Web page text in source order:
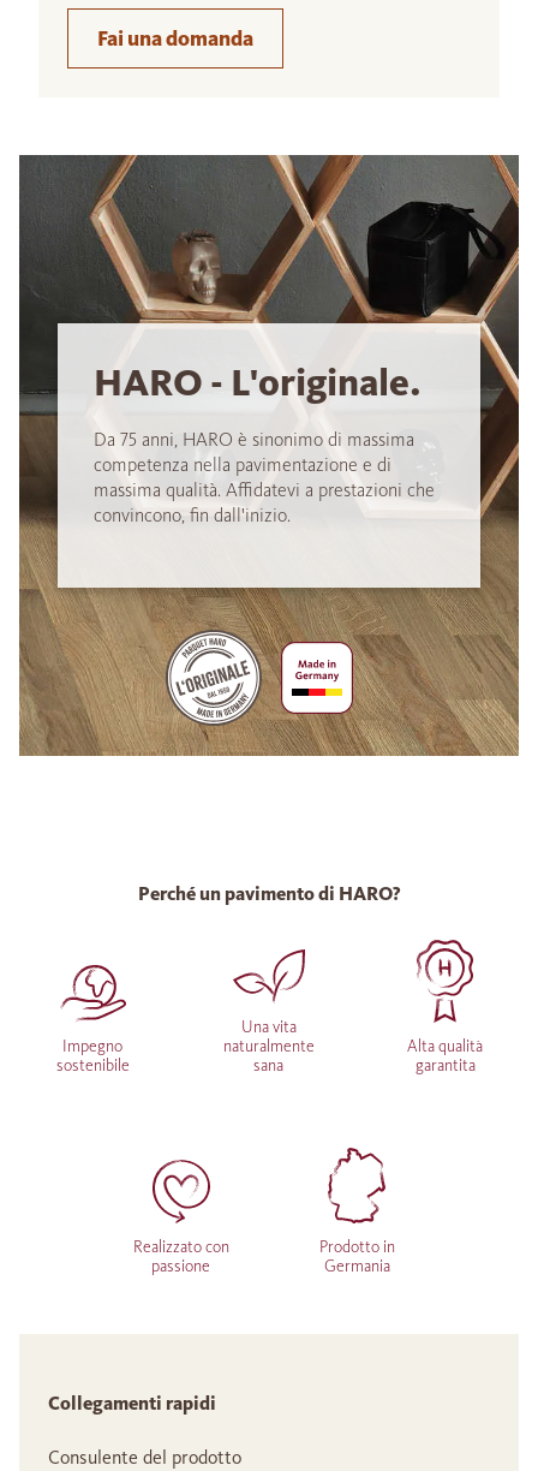
Fai una domanda
HARO - L'originale.
Da 75 anni, HARO è sinonimo di massima
competenza nella pavimentazione e di
massima qualità. Affidatevi a prestazioni che
convincono, fin dall'inizio.
Perché un pavimento di HARO?
Impegno
sostenibile
Una vita
naturalmente
sana
Alta qualità
garantita
Realizzato con
passione
Prodotto in
Germania
Collegamenti rapidi
Consulente del prodotto